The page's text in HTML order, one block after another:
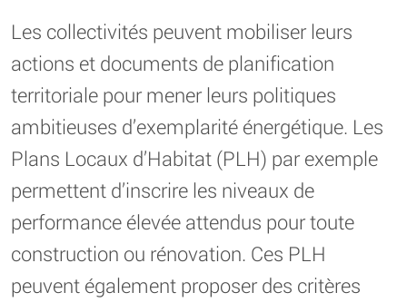
Les collectivités peuvent mobiliser leurs
actions et documents de planification
territoriale pour mener leurs politiques
ambitieuses d’exemplarité énergétique. Les
Plans Locaux d’Habitat (PLH) par exemple
permettent d’inscrire les niveaux de
performance élevée attendus pour toute
construction ou rénovation. Ces PLH
peuvent également proposer des critères